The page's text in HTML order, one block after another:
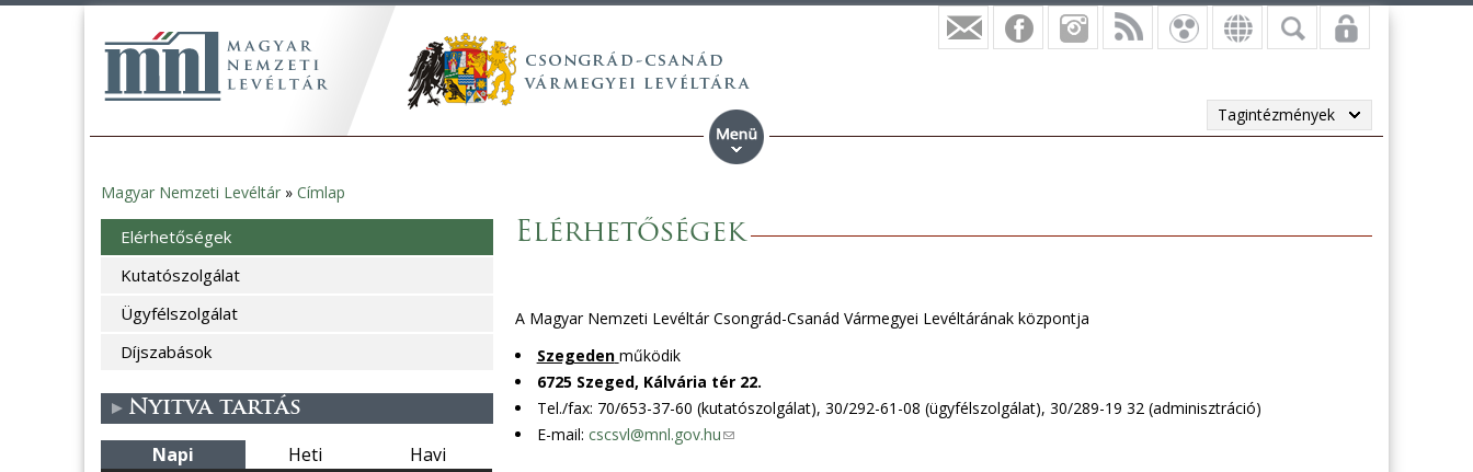
Tagintézmények
Jelenlegi
hely
Magyar Nemzeti Levéltár » Címlap
Elérhetőségek
A Magyar Nemzeti Levéltár Csongrád-Csanád Vármegyei Levéltárának központja
Szegeden működik
6725 Szeged, Kálvária tér 22.
Tel./fax: 70/653-37-60 (kutatószolgálat), 30/292-61-08 (ügyfélszolgálat), 30/289-19 32 (adminisztráció)
E-mail: cscsvl@mnl.gov.hu(
Elérhetőségek
Kutatószolgálat
Ügyfélszolgálat
Díjszabások
Nyitva tartás
Napi Heti Havi